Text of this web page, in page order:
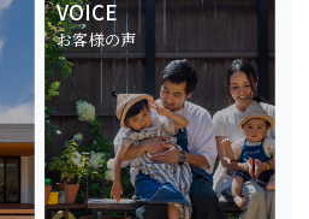
VOICE
お客様の声